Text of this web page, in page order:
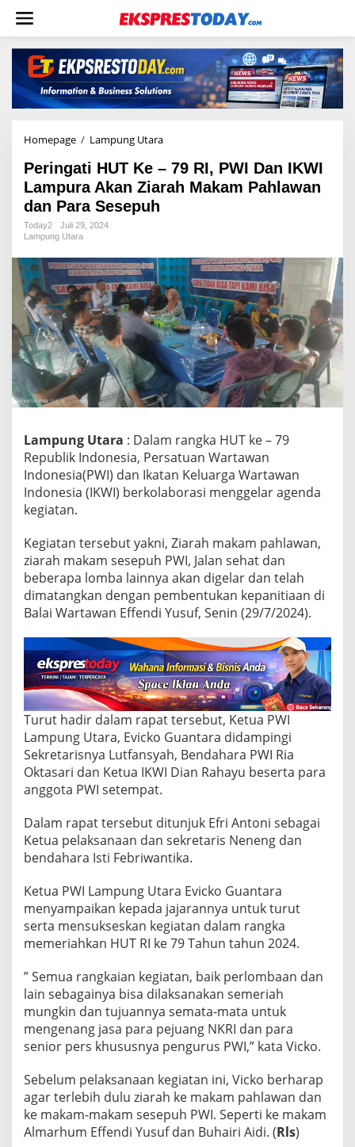
w
Homepage / Lampung Utara
r
i
n
H
U
T
K
e
-
7
9
R
I
,
W
I
a
n
W
I
L
a
m
p
r
a
A
k
a
n
Z
i
a
r
a
k
a
a
h
l
a
n
d
a
n
a
a
S
e
s
e
Peringati HUT Ke – 79 RI, PWI Dan IKWI
Lampura Akan Ziarah Makam Pahlawan
dan Para Sesepuh
Today2
Juli 29, 2024
Lampung Utara
Lampung Utara : Dalam rangka HUT ke – 79
Republik Indonesia, Persatuan Wartawan
Indonesia(PWI) dan Ikatan Keluarga Wartawan
Indonesia (IKWI) berkolaborasi menggelar agenda
kegiatan.
Kegiatan tersebut yakni, Ziarah makam pahlawan,
ziarah makam sesepuh PWI, Jalan sehat dan
beberapa lomba lainnya akan digelar dan telah
dimatangkan dengan pembentukan kepanitiaan di
Balai Wartawan Effendi Yusuf, Senin (29/7/2024).
Turut hadir dalam rapat tersebut, Ketua PWI
Lampung Utara, Evicko Guantara didampingi
Sekretarisnya Lutfansyah, Bendahara PWI Ria
Oktasari dan Ketua IKWI Dian Rahayu beserta para
anggota PWI setempat.
Dalam rapat tersebut ditunjuk Efri Antoni sebagai
Ketua pelaksanaan dan sekretaris Neneng dan
bendahara Isti Febriwantika.
Ketua PWI Lampung Utara Evicko Guantara
menyampaikan kepada jajarannya untuk turut
serta mensukseskan kegiatan dalam rangka
memeriahkan HUT RI ke 79 Tahun tahun 2024.
” Semua rangkaian kegiatan, baik perlombaan dan
lain sebagainya bisa dilaksanakan semeriah
mungkin dan tujuannya semata-mata untuk
mengenang jasa para pejuang NKRI dan para
senior pers khususnya pengurus PWI,” kata Vicko.
Sebelum pelaksanaan kegiatan ini, Vicko berharap
agar terlebih dulu ziarah ke makam pahlawan dan
ke makam-makam sesepuh PWI. Seperti ke makam
Almarhum Effendi Yusuf dan Buhairi Aidi. (Rls)